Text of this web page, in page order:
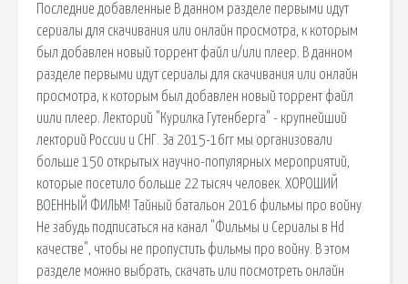
Последние добавленные В данном разделе первыми идут
сериалы для скачивания или онлайн просмотра, к которым
был добавлен новый торрент файл и/или плеер. В данном
разделе первыми идут сериалы для скачивания или онлайн
просмотра, к которым был добавлен новый торрент файл
иили плеер. Лекторий "Курилка Гутенберга" - крупнейший
лекторий России и СНГ. За 2015-16гг мы организовали
больше 150 открытых научно-популярных мероприятий,
которые посетило больше 22 тысяч человек. ХОРОШИЙ
ВОЕННЫЙ ФИЛЬМ! Тайный батальон 2016 фильмы про войну
Не забудь подписаться на канал "Фильмы и Сериалы в Hd
качестве", чтобы не пропустить фильмы про войну. В этом
разделе можно выбрать, скачать или посмотреть онлайн